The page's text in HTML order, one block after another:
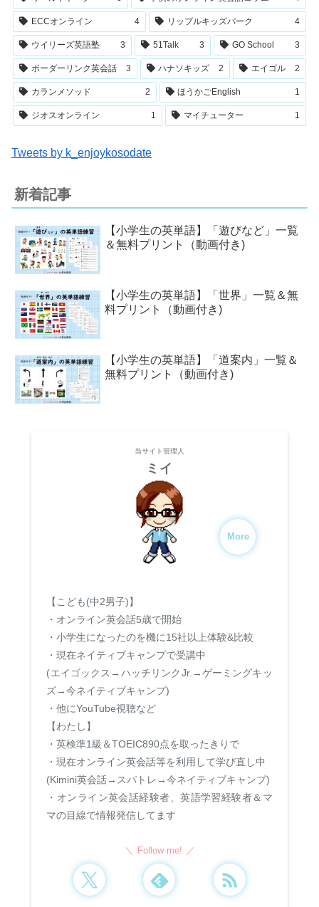
ECCオンライン 4 リップルキッズパーク 4
ウイリーズ英語塾 3 51Talk 3 GO School 3
ボーダーリンク英会話 3 ハナソキッズ 2 エイゴル 2
カランメソッド 2 ほうかごEnglish 1
ジオスオンライン 1 マイチューター 1
Tweets by k_enjoykosodate
新着記事
【小学生の英単語】「遊びなど」一覧
＆無料プリント（動画付き)
【小学生の英単語】「世界」一覧＆無
料プリント（動画付き)
【小学生の英単語】「道案内」一覧＆
無料プリント（動画付き)
当サイト管理人
ミイ
More
【こども(中2男子)】
・オンライン英会話5歳で開始
・小学生になったのを機に15社以上体験&比較
・現在ネイティブキャンプで受講中
(エイゴックス→ハッチリンクJr.→ゲーミングキッ
ズ→今ネイティブキャンプ)
・他にYouTube視聴など
【わたし】
・英検準1級＆TOEIC890点を取ったきりで
・現在オンライン英会話等を利用して学び直し中
(Kimini英会話→スパトレ→今ネイティブキャンプ)
・オンライン英会話経験者、英語学習経験者＆マ
マの目線で情報発信してます
Follow me!